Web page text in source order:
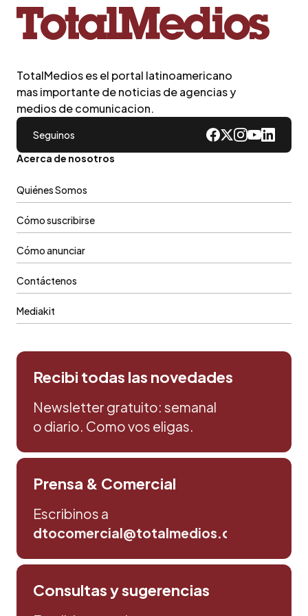
TotalMedios es el portal latinoamericano
mas importante de noticias de agencias y
medios de comunicacion.
Seguinos
Acerca de nosotros
Quiénes Somos
Cómo suscribirse
Cómo anunciar
Contáctenos
Mediakit
Recibi todas las novedades
Newsletter gratuito: semanal
o diario. Como vos eligas.
Prensa & Comercial
Escribinos a
dtocomercial@totalmedios.com
Consultas y sugerencias